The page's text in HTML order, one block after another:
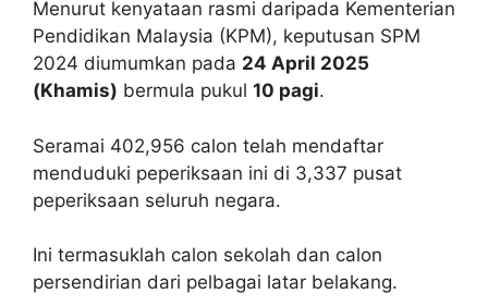
Menurut kenyataan rasmi daripada Kementerian
Pendidikan Malaysia (KPM), keputusan SPM
2024 diumumkan pada 24 April 2025
(Khamis) bermula pukul 10 pagi.
Seramai 402,956 calon telah mendaftar
menduduki peperiksaan ini di 3,337 pusat
peperiksaan seluruh negara.
Ini termasuklah calon sekolah dan calon
persendirian dari pelbagai latar belakang.